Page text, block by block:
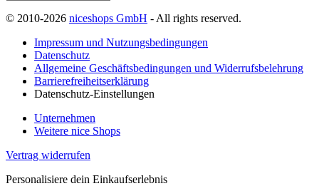
© 2010-2026 niceshops GmbH - All rights reserved.
Impressum und Nutzungsbedingungen
Datenschutz
Allgemeine Geschäftsbedingungen und Widerrufsbelehrung
Barrierefreiheitserklärung
Datenschutz-Einstellungen
Unternehmen
Weitere nice Shops
Vertrag widerrufen
Personalisiere dein Einkaufserlebnis